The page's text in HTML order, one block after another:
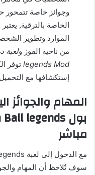
وجوائز خاصة تتمحور
الخاصة بالترقية,
الموارد وتطوير
من ناحية الفوز و
legends Mod توفر
إستكشافها مع
المهام والجوائز
مباشر
سوف تٌلاحظ أن المهام